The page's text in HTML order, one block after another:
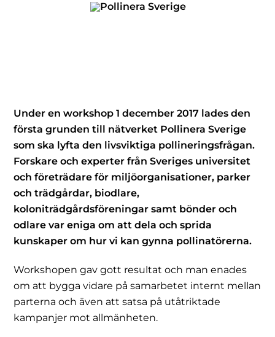
Under en workshop 1 december 2017 lades den
första grunden till nätverket Pollinera Sverige
som ska lyfta den livsviktiga pollineringsfrågan.
Forskare och experter från Sveriges universitet
och företrädare för miljöorganisationer, parker
och trädgårdar, biodlare,
koloniträdgårdsföreningar samt bönder och
odlare var eniga om att dela och sprida
kunskaper om hur vi kan gynna pollinatörerna.
Workshopen gav gott resultat och man enades
om att bygga vidare på samarbetet internt mellan
parterna och även att satsa på utåtriktade
kampanjer mot allmänheten.